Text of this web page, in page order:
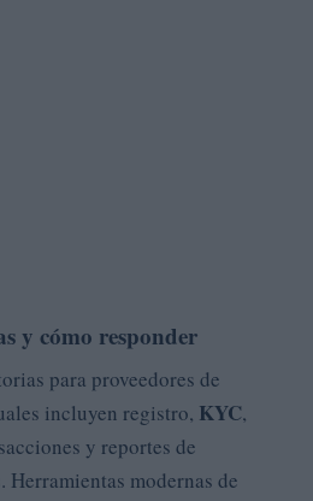
y cómo responder
para proveedores de
incluyen registro, KYC,
y reportes de
Herramientas modernas de